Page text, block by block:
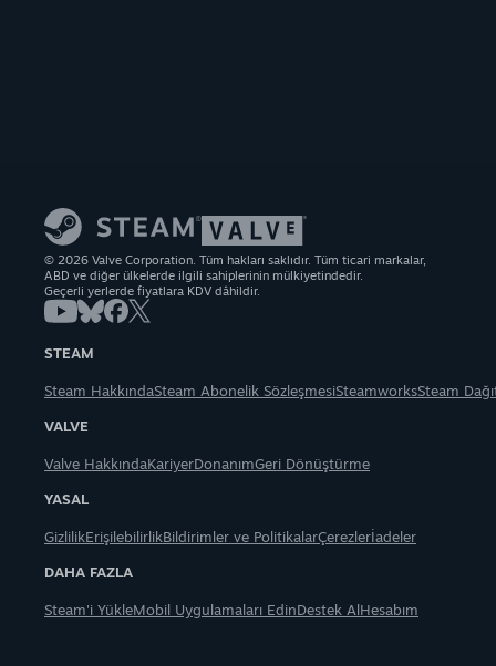
© 2026 Valve Corporation. Tüm hakları saklıdır. Tüm ticari markalar,
ABD ve diğer ülkelerde ilgili sahiplerinin mülkiyetindedir.
Geçerli yerlerde fiyatlara KDV dâhildir.
STEAM
Steam HakkındaSteam Abonelik SözleşmesiSteamworksSteam
VALVE
Valve HakkındaKariyerDonanımGeri Dönüştürme
YASAL
GizlilikErişilebilirlikBildirimler ve PolitikalarÇerezlerİadeler
DAHA FAZLA
Steam'i YükleMobil Uygulamaları EdinDestek AlHesabım